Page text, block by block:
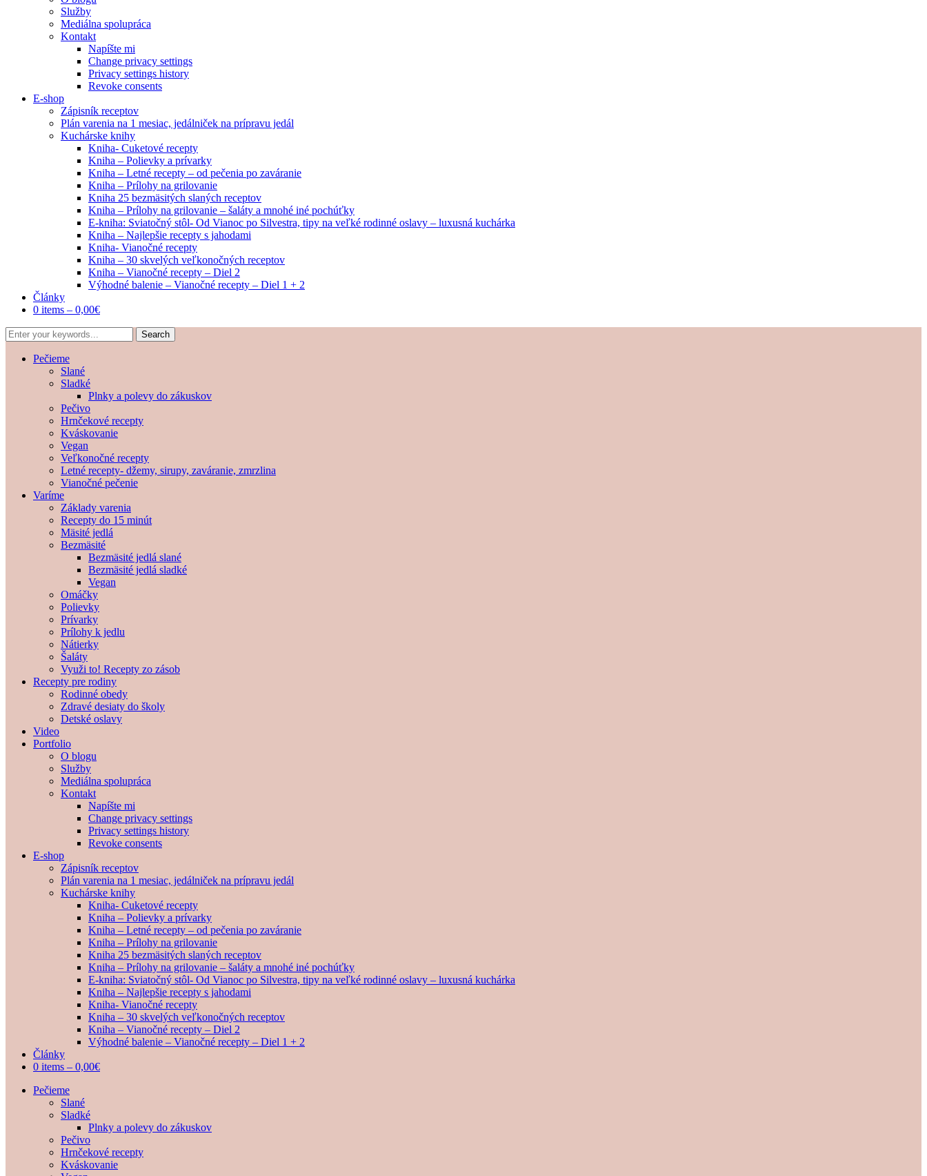
Služby
Mediálna spolupráca
Kontakt
Napíšte mi
Change privacy settings
Privacy settings history
Revoke consents
E-shop
Zápisník receptov
Plán varenia na 1 mesiac, jedálniček na prípravu jedál
Kuchárske knihy
Kniha- Cuketové recepty
Kniha – Polievky a prívarky
Kniha – Letné recepty – od pečenia po zaváranie
Kniha – Prílohy na grilovanie
Kniha 25 bezmäsitých slaných receptov
Kniha – Prílohy na grilovanie – šaláty a mnohé iné pochúťky
E-kniha: Sviatočný stôl- Od Vianoc po Silvestra, tipy na veľké rodinné oslavy – luxusná kuchárka
Kniha – Najlepšie recepty s jahodami
Kniha- Vianočné recepty
Kniha – 30 skvelých veľkonočných receptov
Kniha – Vianočné recepty – Diel 2
Výhodné balenie – Vianočné recepty – Diel 1 + 2
Články
0 items – 0,00€
Pečieme
Slané
Sladké
Plnky a polevy do zákuskov
Pečivo
Hrnčekové recepty
Kváskovanie
Vegan
Veľkonočné recepty
Letné recepty- džemy, sirupy, zaváranie, zmrzlina
Vianočné pečenie
Varíme
Základy varenia
Recepty do 15 minút
Mäsité jedlá
Bezmäsité
Bezmäsité jedlá slané
Bezmäsité jedlá sladké
Vegan
Omáčky
Polievky
Prívarky
Prílohy k jedlu
Nátierky
Šaláty
Využi to! Recepty zo zásob
Recepty pre rodiny
Rodinné obedy
Zdravé desiaty do školy
Detské oslavy
Video
Portfolio
O blogu
Služby
Mediálna spolupráca
Kontakt
Napíšte mi
Change privacy settings
Privacy settings history
Revoke consents
E-shop
Zápisník receptov
Plán varenia na 1 mesiac, jedálniček na prípravu jedál
Kuchárske knihy
Kniha- Cuketové recepty
Kniha – Polievky a prívarky
Kniha – Letné recepty – od pečenia po zaváranie
Kniha – Prílohy na grilovanie
Kniha 25 bezmäsitých slaných receptov
Kniha – Prílohy na grilovanie – šaláty a mnohé iné pochúťky
E-kniha: Sviatočný stôl- Od Vianoc po Silvestra, tipy na veľké rodinné oslavy – luxusná kuchárka
Kniha – Najlepšie recepty s jahodami
Kniha- Vianočné recepty
Kniha – 30 skvelých veľkonočných receptov
Kniha – Vianočné recepty – Diel 2
Výhodné balenie – Vianočné recepty – Diel 1 + 2
Články
0 items – 0,00€
Pečieme
Slané
Sladké
Plnky a polevy do zákuskov
Pečivo
Hrnčekové recepty
Kváskovanie